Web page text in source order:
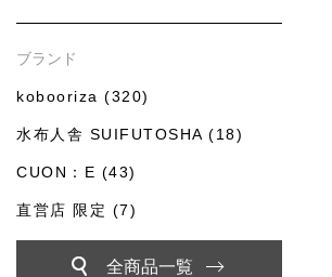
ブランド
kobooriza (320)
水布人舎 SUIFUTOSHA (18)
CUON：E (43)
直営店 限定 (7)
全商品一覧